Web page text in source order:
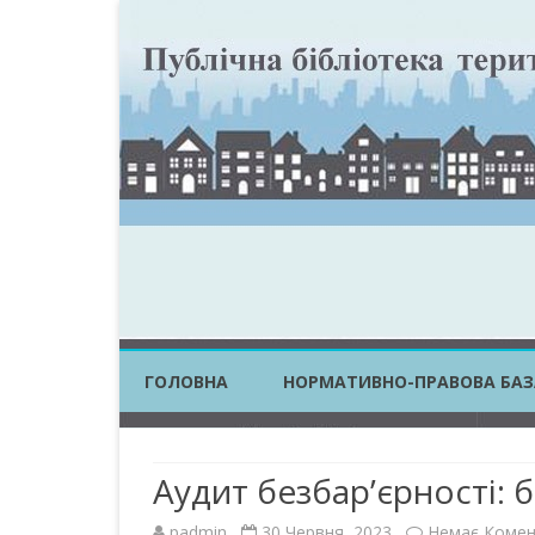
ГОЛОВНА НОРМАТИВНО-ПРАВОВА
ПОСТАНОВИ КМУ
Аудит безбар’єрності: